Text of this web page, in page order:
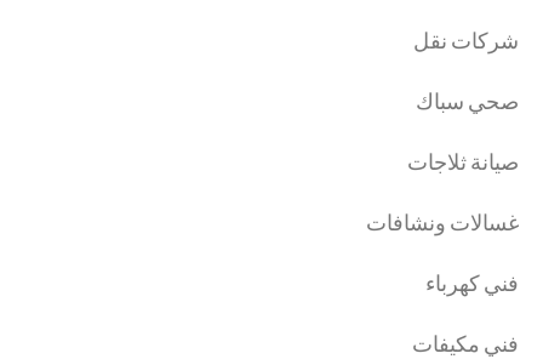
شركات نقل
صحي سباك
صيانة ثلاجات
غسالات ونشافات
فني كهرباء
فني مكيفات